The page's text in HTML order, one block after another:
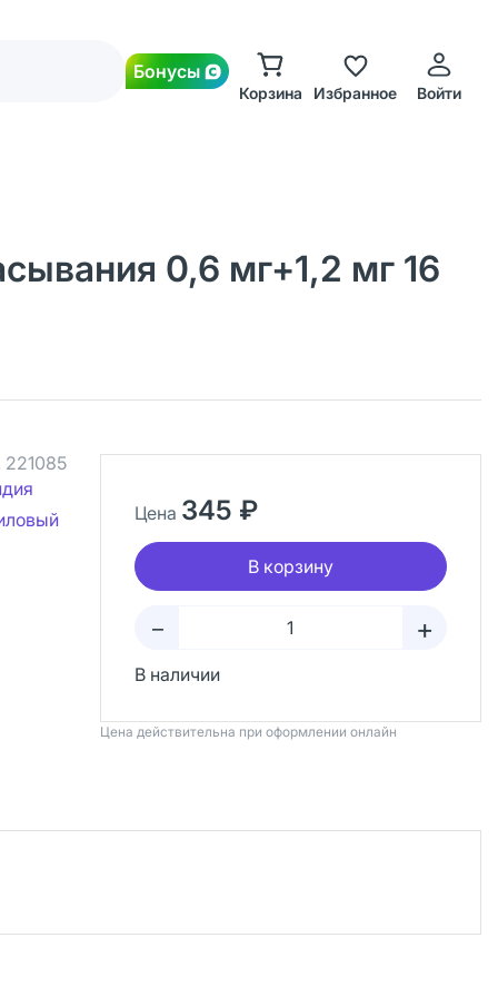
Бонусы
Корзина Избранное Войти
0,6 мг+1,2 мг 16
221085
Цена 345 ₽
В корзину
– +
В наличии
Цена действительна при оформлении онлайн